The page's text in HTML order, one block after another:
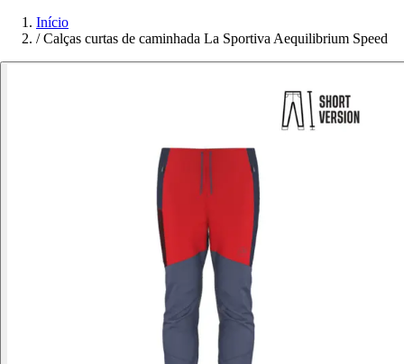
Início
/ Calças curtas de caminhada La Sportiva Aequilibrium Speed